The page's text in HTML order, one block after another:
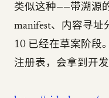
类似这种——带溯源
manifest、内容寻址
10 已经在草案阶段
注册表，会拿到开